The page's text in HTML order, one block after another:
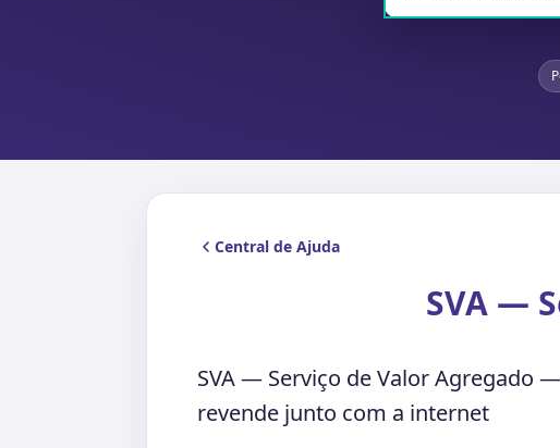
Central de Ajuda
SVA —
SVA — Serviço de Valor Agregado
revende junto com a internet